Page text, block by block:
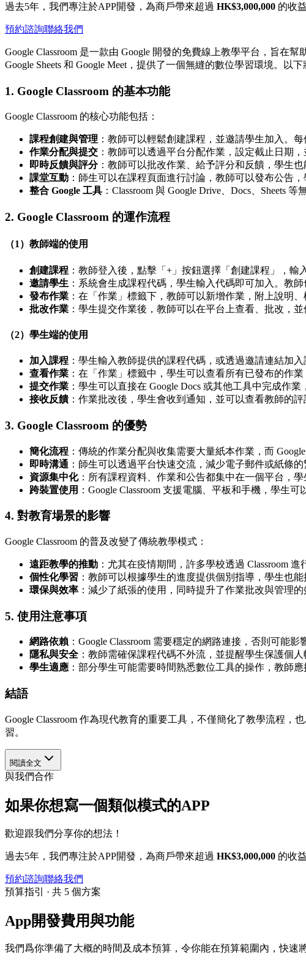
過去5年，我們專注於APP開發，為商戶帶來超過 HK$3,000,000 的收益
預約諮詢聯絡我們
Google Classroom 是一款由 Google 開發的免費線上教學平台，旨在
Google Sheets 和 Google Meet，提供了一個無縫的數位學習環境。以
1. Google Classroom 的基本功能
Google Classroom 的核心功能包括：
課程創建與管理 ：教師可以輕鬆創建課程，並邀請學生加入。
作業分配與提交 ：教師可以透過平台分配作業，設定截止日期
即時反饋與評分：教師可以批改作業、給予評分和反饋，學生也
課堂互動 ：師生可以在課程頁面進行討論，教師可以發布公告，
整合 Google 工具 ：Classroom 與 Google Drive、Docs、Sheets
2. Google Classroom 的運作流程
（1）教師端的使用
創建課程 ：教師登入後，點擊「+」按鈕選擇「創建課程」，輸
邀請學生 ：系統會生成課程代碼，學生輸入代碼即可加入。教
發布作業 ：在「作業」標籤下，教師可以新增作業，附上說明
批改作業 ：學生提交作業後，教師可以在平台上查看、批改，
（2）學生端的使用
加入課程 ：學生輸入教師提供的課程代碼，或透過邀請連結加入
查看作業 ：在「作業」標籤中，學生可以查看所有已發布的作
提交作業 ：學生可以直接在 Google Docs 或其他工具中完成作
接收反饋：作業批改後，學生會收到通知，並可以查看教師的評
3. Google Classroom 的優勢
簡化流程 ：傳統的作業分配與收集需要大量紙本作業，而
即時溝通 ：師生可以透過平台快速交流，減少電子郵件或紙條的
資源集中化：所有課程資料、作業和公告都集中在一個平台，學
跨裝置使用 ：Google Classroom 支援電腦、平板和手機，學生可
4. 對教育場景的影響
Google Classroom 的普及改變了傳統教學模式：
遠距教學的推動 ：尤其在疫情期間，許多學校透過 Classroom
個性化學習 ：教師可以根據學生的進度提供個別指導，學生也能
環保與效率 ：減少了紙張的使用，同時提升了作業批改與管理的
5. 使用注意事項
網路依賴 ：Google Classroom 需要穩定的網路連接，否則可能影
隱私與安全 ：教師需確保課程代碼不外流，並提醒學生保護個人
學生適應 ：部分學生可能需要時間熟悉數位工具的操作，教師應
結語
Google Classroom 作為現代教育的重要工具，不僅簡化了教學流程
習。
閱讀全文
與我們合作
如果你想寫一個類似模式的APP
歡迎跟我們分享你的想法！
過去5年，我們專注於APP開發，為商戶帶來超過 HK$3,000,000 的收益
預約諮詢聯絡我們
預算指引 · 共 5 個方案
App開發費用與功能
我們爲你準備了大概的時間及成本預算，令你能在預算範圍內，快速